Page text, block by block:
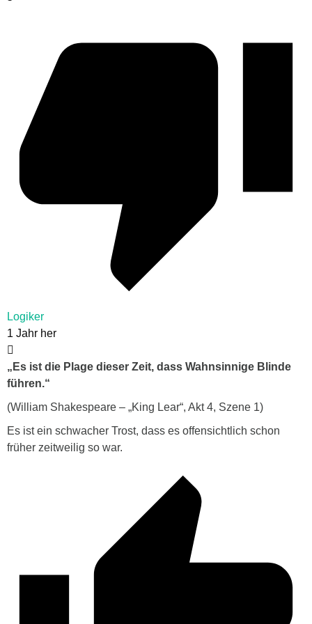
Logiker
1 Jahr her
„Es ist die Plage dieser Zeit, dass Wahnsinnige Blinde
führen.“
(William Shakespeare – „King Lear“, Akt 4, Szene 1)
Es ist ein schwacher Trost, dass es offensichtlich schon
früher zeitweilig so war.